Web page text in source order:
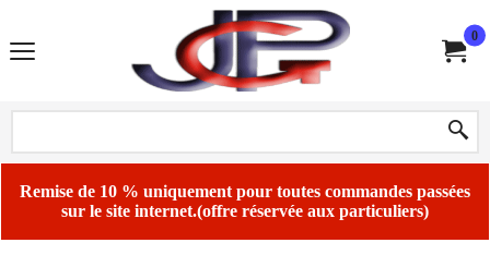
0
Remise de 10 % uniquement pour toutes commandes passées
sur le site internet.(offre réservée aux particuliers)